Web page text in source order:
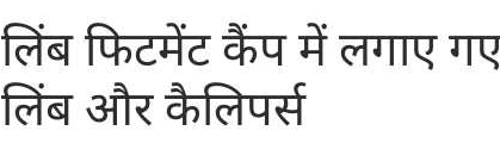
लिंब फिटमेंट कैंप में लगाए
लिंब और कैलिपर्स